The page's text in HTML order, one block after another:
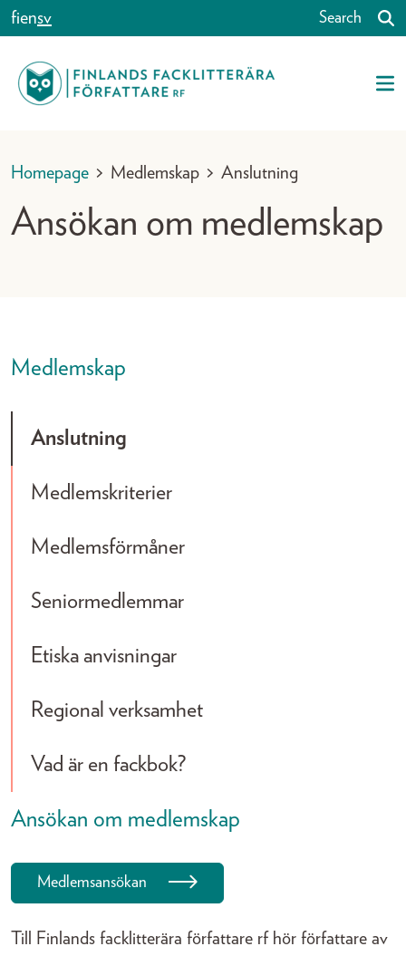
Skip to content
fiensv Search
Homepage > Medlemskap > Anslutning
Ansökan om medlemskap
Medlemskap
Anslutning
Medlemskriterier
Medlemsförmåner
Seniormedlemmar
Etiska anvisningar
Regional verksamhet
Vad är en fackbok?
Ansökan om medlemskap
Medlemsansökan
Till Finlands facklitterära författare rf hör författare av